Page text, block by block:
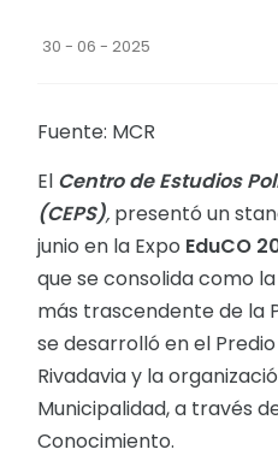
30 - 06 - 2025
Fuente: MCR
El Centro de Estudios
(CEPS), presentó un
junio en la Expo EduCO
que se consolida como
más trascendente de la
se desarrolló en el
Rivadavia y la
Municipalidad, a través
Conocimiento.